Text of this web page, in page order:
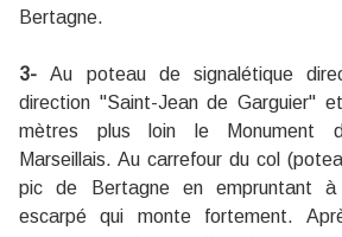
Bertagne.
3-Au poteau de signalétique
direction "Saint-Jean de Garguier"
mètres plus loin le Monument
Marseillais. Au carrefour du col
pic de Bertagne en empruntant à
escarpé qui monte fortement.